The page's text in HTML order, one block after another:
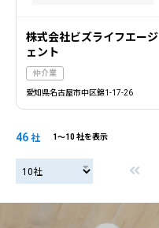
株式会社ビズライフエージ
ェント
仲介業
愛知県名古屋市中区錦1-17-26
46 社 1〜10 社を表示
20社